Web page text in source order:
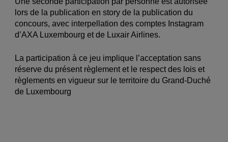
lors de la publication en story de la publication du
concours, avec interpellation des comptes Instagram
d’AXA Luxembourg et de Luxair Airlines.
La participation à ce jeu implique l’acceptation sans
réserve du présent règlement et le respect des lois et
règlements en vigueur sur le territoire du Grand-Duché
de Luxembourg